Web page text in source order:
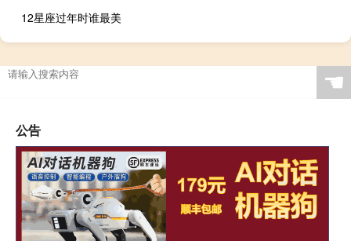
12星座过年时谁最美
☚
公告